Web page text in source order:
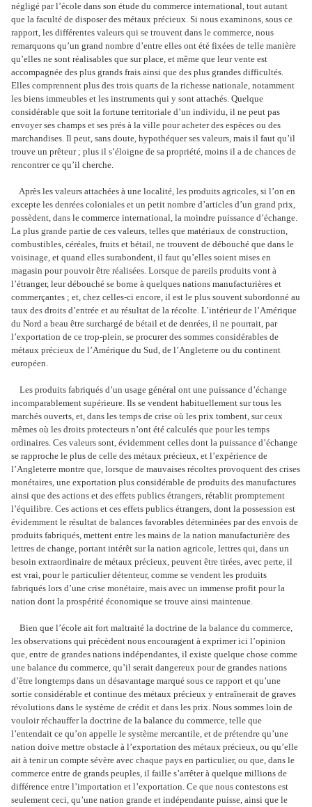
négligé par l’école dans son étude du commerce international, tout autant
que la faculté de disposer des métaux précieux. Si nous examinons, sous ce
rapport, les différentes valeurs qui se trouvent dans le commerce, nous
remarquons qu’un grand nombre d’entre elles ont été fixées de telle manière
qu’elles ne sont réalisables que sur place, et même que leur vente est
accompagnée des plus grands frais ainsi que des plus grandes difficultés.
Elles comprennent plus des trois quarts de la richesse nationale, notamment
les biens immeubles et les instruments qui y sont attachés. Quelque
considérable que soit la fortune territoriale d’un individu, il ne peut pas
envoyer ses champs et ses prés à la ville pour acheter des espèces ou des
marchandises. Il peut, sans doute, hypothéquer ses valeurs, mais il faut qu’il
trouve un prêteur ; plus il s’éloigne de sa propriété, moins il a de chances de
rencontrer ce qu’il cherche.
Après les valeurs attachées à une localité, les produits agricoles, si l’on en
excepte les denrées coloniales et un petit nombre d’articles d’un grand prix,
possèdent, dans le commerce international, la moindre puissance d’échange.
La plus grande partie de ces valeurs, telles que matériaux de construction,
combustibles, céréales, fruits et bétail, ne trouvent de débouché que dans le
voisinage, et quand elles surabondent, il faut qu’elles soient mises en
magasin pour pouvoir être réalisées. Lorsque de pareils produits vont à
l’étranger, leur débouché se borne à quelques nations manufacturières et
commerçantes ; et, chez celles-ci encore, il est le plus souvent subordonné au
taux des droits d’entrée et au résultat de la récolte. L’intérieur de l’Amérique
du Nord a beau être surchargé de bétail et de denrées, il ne pourrait, par
l’exportation de ce trop-plein, se procurer des sommes considérables de
métaux précieux de l’Amérique du Sud, de l’Angleterre ou du continent
européen.
Les produits fabriqués d’un usage général ont une puissance d’échange
incomparablement supérieure. Ils se vendent habituellement sur tous les
marchés ouverts, et, dans les temps de crise où les prix tombent, sur ceux
mêmes où les droits protecteurs n’ont été calculés que pour les temps
ordinaires. Ces valeurs sont, évidemment celles dont la puissance d’échange
se rapproche le plus de celle des métaux précieux, et l’expérience de
l’Angleterre montre que, lorsque de mauvaises récoltes provoquent des crises
monétaires, une exportation plus considérable de produits des manufactures
ainsi que des actions et des effets publics étrangers, rétablit promptement
l’équilibre. Ces actions et ces effets publics étrangers, dont la possession est
évidemment le résultat de balances favorables déterminées par des envois de
produits fabriqués, mettent entre les mains de la nation manufacturière des
lettres de change, portant intérêt sur la nation agricole, lettres qui, dans un
besoin extraordinaire de métaux précieux, peuvent être tirées, avec perte, il
est vrai, pour le particulier détenteur, comme se vendent les produits
fabriqués lors d’une crise monétaire, mais avec un immense profit pour la
nation dont la prospérité économique se trouve ainsi maintenue.
Bien que l’école ait fort maltraité la doctrine de la balance du commerce,
les observations qui précèdent nous encouragent à exprimer ici l’opinion
que, entre de grandes nations indépendantes, il existe quelque chose comme
une balance du commerce, qu’il serait dangereux pour de grandes nations
d’être longtemps dans un désavantage marqué sous ce rapport et qu’une
sortie considérable et continue des métaux précieux y entraînerait de graves
révolutions dans le système de crédit et dans les prix. Nous sommes loin de
vouloir réchauffer la doctrine de la balance du commerce, telle que
l’entendait ce qu’on appelle le système mercantile, et de prétendre qu’une
nation doive mettre obstacle à l’exportation des métaux précieux, ou qu’elle
ait à tenir un compte sévère avec chaque pays en particulier, ou que, dans le
commerce entre de grands peuples, il faille s’arrêter à quelque millions de
différence entre l’importation et l’exportation. Ce que nous contestons est
seulement ceci, qu’une nation grande et indépendante puisse, ainsi que le